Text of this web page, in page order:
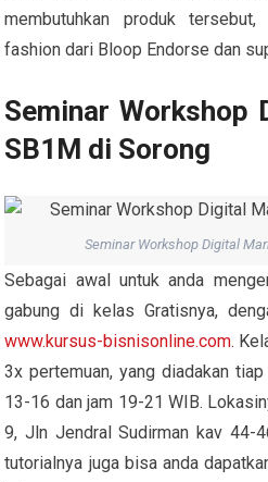
membutuhkan produk
fashion dari Bloop Endorse dan
Seminar Workshop
SB1M di Sorong
Seminar Workshop Digital
Sebagai awal untuk anda
gabung di kelas Gratisnya,
www.kursus-bisnisonline.com.
3x pertemuan, yang diadakan
13-16 dan jam 19-21 WIB.
9, Jln Jendral Sudirman kav 44-
tutorialnya juga bisa anda